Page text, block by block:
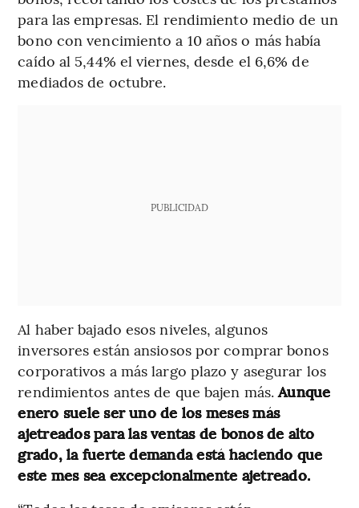
para las empresas. El rendimiento medio de un
bono con vencimiento a 10 años o más había
caído al 5,44% el viernes, desde el 6,6% de
mediados de octubre.
PUBLICIDAD
Al haber bajado esos niveles, algunos
inversores están ansiosos por comprar bonos
corporativos a más largo plazo y asegurar los
rendimientos antes de que bajen más.Aunque
enero suele ser uno de los meses más
ajetreados para las ventas de bonos de alto
grado, la fuerte demanda está haciendo que
este mes sea excepcionalmente ajetreado.